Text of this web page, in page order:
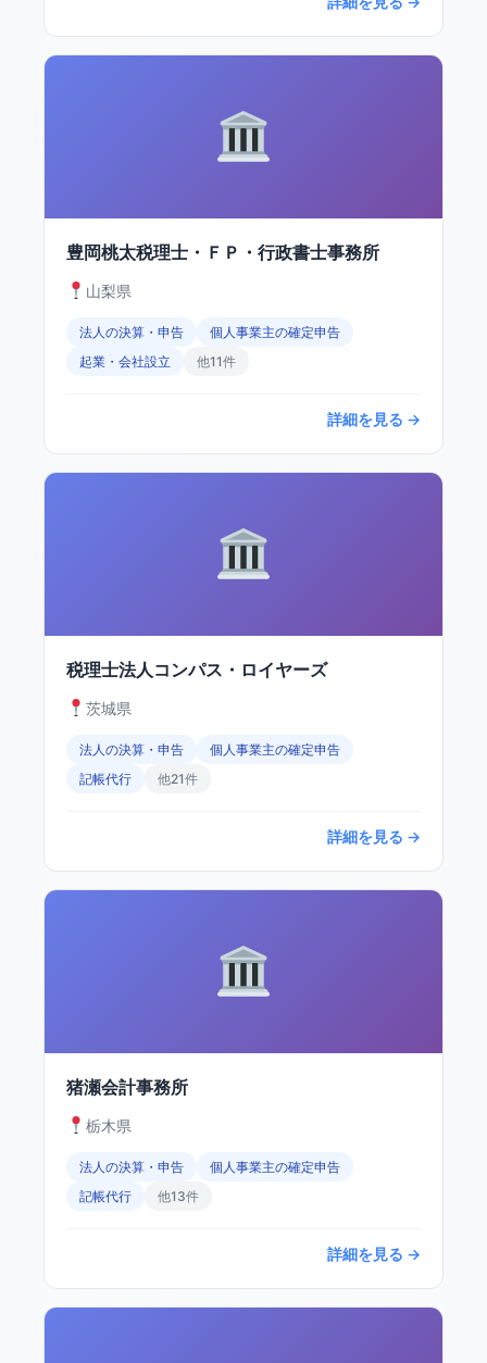
豊岡桃太税理士・ＦＰ・行政書士事務所
山梨県
法人の決算・申告
個人事業主の確定申告
起業・会社設立
他11件
詳細を見る →
税理士法人コンパス・ロイヤーズ
茨城県
法人の決算・申告
個人事業主の確定申告
記帳代行
他21件
詳細を見る →
猪瀬会計事務所
栃木県
法人の決算・申告
個人事業主の確定申告
記帳代行
他13件
詳細を見る →